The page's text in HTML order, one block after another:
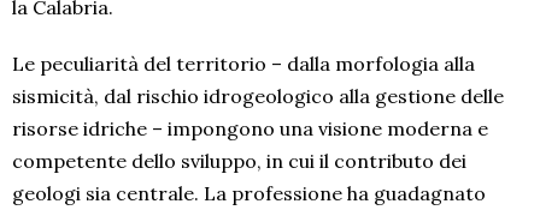
la Calabria.
Le peculiarità del territorio – dalla morfologia alla
sismicità, dal rischio idrogeologico alla gestione delle
risorse idriche – impongono una visione moderna e
competente dello sviluppo, in cui il contributo dei
geologi sia centrale. La professione ha guadagnato